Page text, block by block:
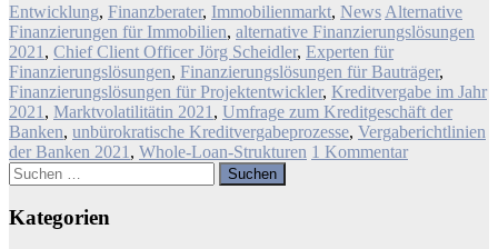
Entwicklung, Finanzberater, Immobilienmarkt, News Alternative
Finanzierungen für Immobilien, alternative Finanzierungslösungen
2021 , Chief Client Officer Jörg Scheidler, Experten für
Finanzierungslösungen, Finanzierungslösungen für Bauträger,
Finanzierungslösungen für Projektentwickler, Kreditvergabe im Jahr
2021 , Marktvolatilitätin 2021 , Umfrage zum Kreditgeschäft der
Banken, unbürokratische Kreditvergabeprozesse, Vergaberichtlinien
der Banken 2021 , Whole-Loan-Strukturen 1 Kommentar
Suchen
nach:
Kategorien